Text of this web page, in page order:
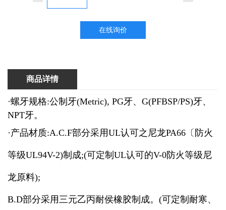
在线询价
商品详情
·螺牙规格:公制牙(Metric), PG牙、G(PFBSP/PS)牙、
NPT牙。
·产品材质:A.C.F部分采用UL认可之尼龙PA66〔防火
等级UL94V-2)制成;(可定制UL认可的V-0防火等级尼
龙原料);
B.D部分采用三元乙丙耐侯橡胶制成。(可定制耐寒、